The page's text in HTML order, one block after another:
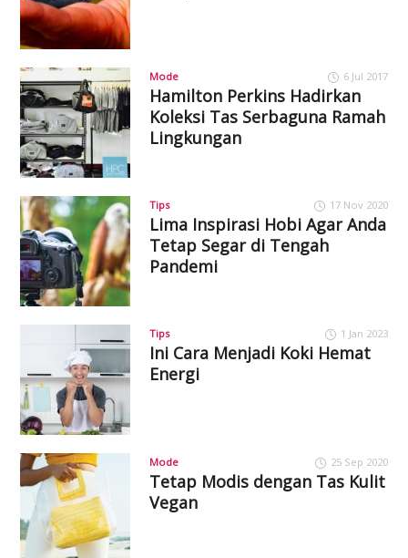
Mode 6 Jul 2017
Hamilton Perkins Hadirkan
Koleksi Tas Serbaguna Ramah
Lingkungan
Tips 17 Nov 2020
Lima Inspirasi Hobi Agar Anda
Tetap Segar di Tengah
Pandemi
Tips 1 Jan 2023
Ini Cara Menjadi Koki Hemat
Energi
Mode 25 Sep 2020
Tetap Modis dengan Tas Kulit
Vegan